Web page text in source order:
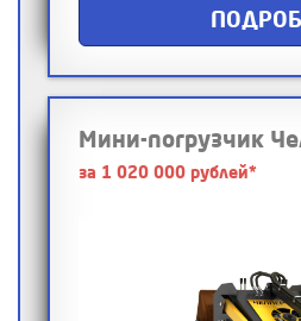
Мини-погрузчик
за 1 020 000 рублей*